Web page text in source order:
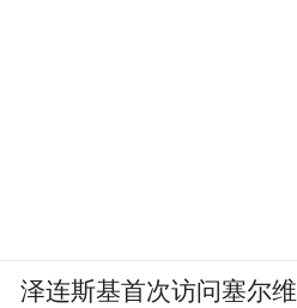
泽连斯基首次访问塞尔维